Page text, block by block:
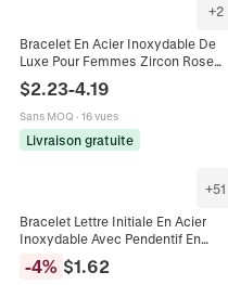
+2
Bracelet En Acier Inoxydable De
Luxe Pour Femmes Zircon Rose
Papillon Lettre M Bijoux Tendance
Imperméable
$2.23-4.19
Sans MOQ · 16 vues
Livraison gratuite
+51
Bracelet Lettre Initiale En Acier
Inoxydable Avec Pendentif En
Zircone Bijoux Chaîne Fine
Réglable Pour Femme
-4% $1.62